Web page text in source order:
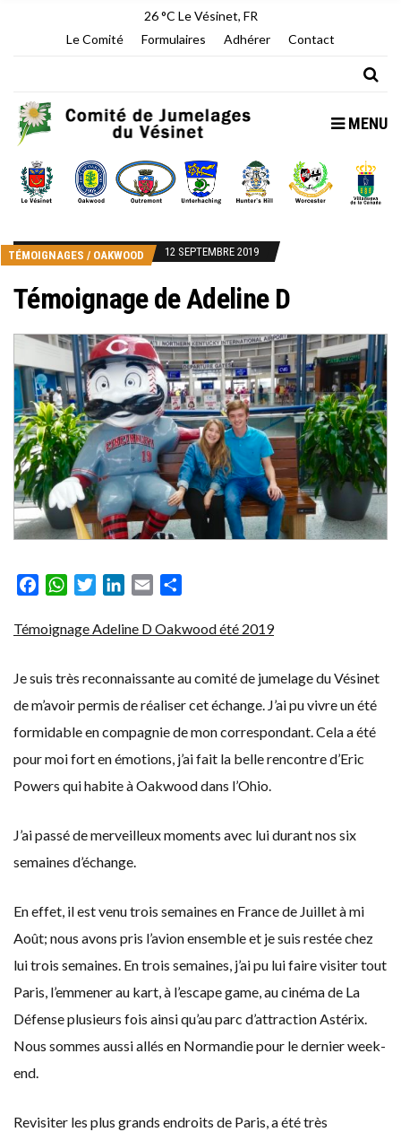
26 °C Le Vésinet, FR
Le Comité
Formulaires Adhérer Contact
MENU
TÉMOIGNAGES / OAKWOOD 12 SEPTEMBRE 2019
Témoignage de Adeline D
FacebookWhatsAppTwitterLinkedIn
Email
Témoignage Adeline D Oakwood été 2019
Je suis très reconnaissante au comité de jumelage du Vésinet
de m’avoir permis de réaliser cet échange. J’ai pu vivre un été
formidable en compagnie de mon correspondant. Cela a été
pour moi fort en émotions, j’ai fait la belle rencontre d’Eric
Powers qui habite à Oakwood dans l’Ohio.
J’ai passé de merveilleux moments avec lui durant nos six
semaines d’échange.
En effet, il est venu trois semaines en France de Juillet à mi
Août; nous avons pris l’avion ensemble et je suis restée chez
lui trois semaines. En trois semaines, j’ai pu lui faire visiter tout
Paris, l’emmener au kart, à l’escape game, au cinéma de La
Défense plusieurs fois ainsi qu’au parc d’attraction Astérix.
Nous sommes aussi allés en Normandie pour le dernier week-
end.
Revisiter les plus grands endroits de Paris, a été très